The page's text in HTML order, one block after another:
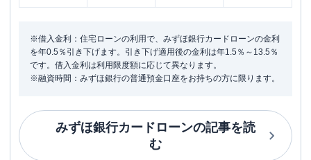
※借入金利：住宅ローンの利用で、みずほ銀行カードローンの金利
を年0.5％引き下げます。引き下げ適用後の金利は年1.5％～13.5％
です。借入金利は利用限度額に応じて異なります。
※融資時間：みずほ銀行の普通預金口座をお持ちの方に限ります。
みずほ銀行カードローンの記事を読
む